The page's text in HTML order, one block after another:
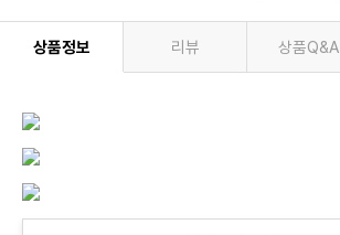
상품정보 리뷰 상품Q&A